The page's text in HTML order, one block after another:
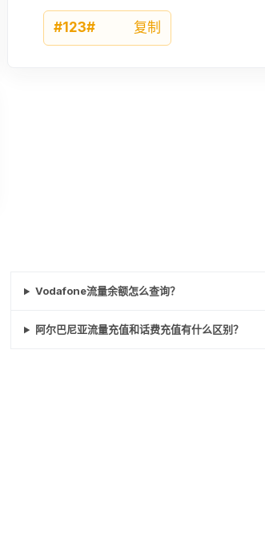
#123# 复制
Vodafone流量余额怎么查询？
阿尔巴尼亚流量充值和话费充值有什么区别？